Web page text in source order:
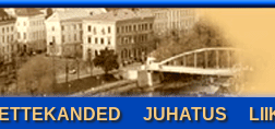
ETTEKANDED JUHATUS